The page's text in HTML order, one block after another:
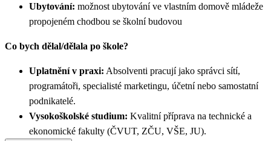
Ubytování: možnost ubytování ve vlastním domově mládeže
propojeném chodbou se školní budovou
Co bych dělal/dělala po škole?
Uplatnění v praxi: Absolventi pracují jako správci sítí,
programátoři, specialisté marketingu, účetní nebo samostatní
podnikatelé.
Vysokoškolské studium: Kvalitní příprava na technické a
ekonomické fakulty (ČVUT, ZČU, VŠE, JU).